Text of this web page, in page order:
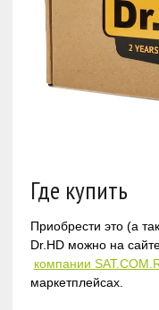
Где купить
Приобрести это (а
Dr.HD можно на
компании
маркетплейсах.